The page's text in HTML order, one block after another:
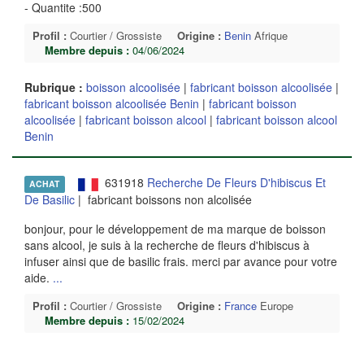
- Quantite :500
Profil : Courtier / Grossiste Origine : Benin Afrique
Membre depuis : 04/06/2024
Rubrique : boisson alcoolisée | fabricant boisson alcoolisée |
fabricant boisson alcoolisée Benin | fabricant boisson
alcoolisée | fabricant boisson alcool | fabricant boisson alcool
Benin
ACHAT 631918 Recherche De Fleurs D'hibiscus Et
De Basilic | fabricant boissons non alcolisée
bonjour, pour le développement de ma marque de boisson
sans alcool, je suis à la recherche de fleurs d'hibiscus à
infuser ainsi que de basilic frais. merci par avance pour votre
aide. ...
Profil : Courtier / Grossiste Origine : France Europe
Membre depuis : 15/02/2024